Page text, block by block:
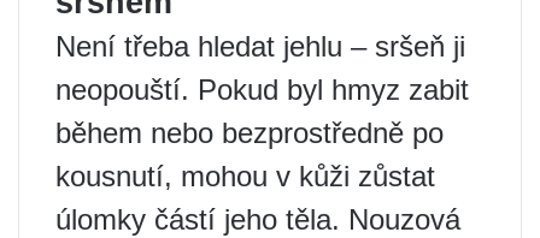
Není třeba hledat jehlu – sršeň ji
neopouští. Pokud byl hmyz zabit
během nebo bezprostředně po
kousnutí, mohou v kůži zůstat
úlomky částí jeho těla. Nouzová